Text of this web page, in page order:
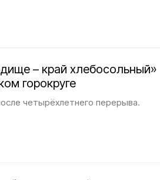
– край хлебосольный»
горокруге
четырёхлетнего перерыва.